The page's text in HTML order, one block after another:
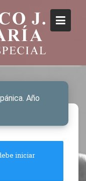
Año
iniciar